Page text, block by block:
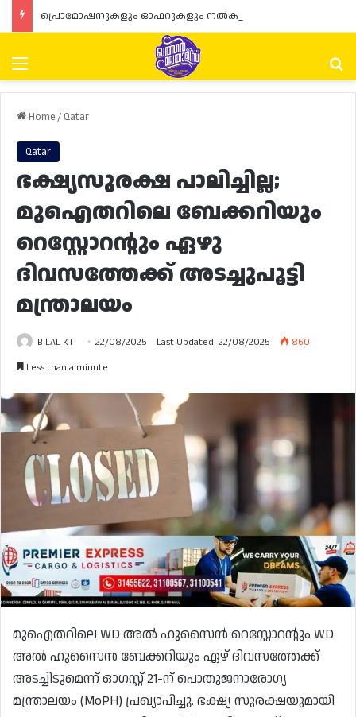
Menu
Home/ Qatar
Qatar
ഭക്ഷ്യസുരക്ഷ പാലിച്ചില്ല;
മുഐതറിലെ ബേക്കറിയും
റെസ്റ്റോറന്റും ഏഴു
ദിവസത്തേക്ക് അടച്ചുപൂട്ടി
മന്ത്രാലയം
BILAL KT 22/08/2025 Last Updated: 22/08/2025
860
Less than a minute
മുഐതറിലെ WD അൽ ഹുസൈൻ റെസ്റ്റോറന്റും WD
അൽ ഹുസൈൻ ബേക്കറിയും ഏഴ് ദിവസത്തേക്ക്
അടച്ചിടുമെന്ന് ഓഗസ്റ്റ് 21-ന് പൊതുജനാരോഗ്യ
മന്ത്രാലയം (MoPH) പ്രഖ്യാപിച്ചു. ഭക്ഷ്യ സുരക്ഷയുമായി